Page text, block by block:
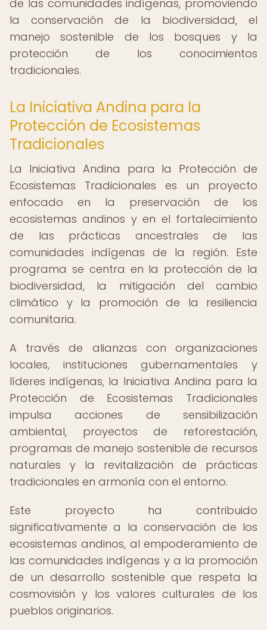
de las comunidades indígenas, promoviendo
la conservación de la biodiversidad, el
manejo sostenible de los bosques y la
protección de los conocimientos
tradicionales.
La Iniciativa Andina para la
Protección de Ecosistemas
Tradicionales
La Iniciativa Andina para la Protección de
Ecosistemas Tradicionales es un proyecto
enfocado en la preservación de los
ecosistemas andinos y en el fortalecimiento
de las prácticas ancestrales de las
comunidades indígenas de la región. Este
programa se centra en la protección de la
biodiversidad, la mitigación del cambio
climático y la promoción de la resiliencia
comunitaria.
A través de alianzas con organizaciones
locales, instituciones gubernamentales y
líderes indígenas, la Iniciativa Andina para la
Protección de Ecosistemas Tradicionales
impulsa acciones de sensibilización
ambiental, proyectos de reforestación,
programas de manejo sostenible de recursos
naturales y la revitalización de prácticas
tradicionales en armonía con el entorno.
Este proyecto ha contribuido
significativamente a la conservación de los
ecosistemas andinos, al empoderamiento de
las comunidades indígenas y a la promoción
de un desarrollo sostenible que respeta la
cosmovisión y los valores culturales de los
pueblos originarios.